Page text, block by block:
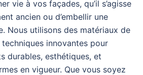
vie à vos façades, qu’il s’agisse
ancien ou d’embellir une
Nous utilisons des matériaux de
innovantes pour
durables, esthétiques, et
en vigueur. Que vous soyez